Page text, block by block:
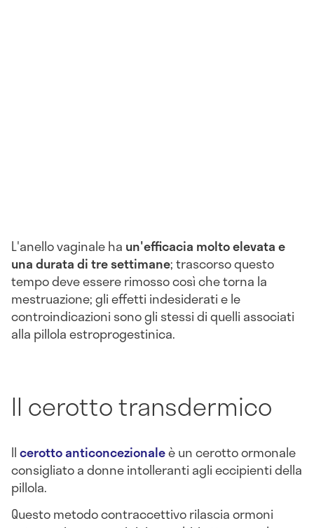
L'anello vaginaleha un'efficacia molto elevata e
una durata di tre settimane; trascorso questo
tempo deve essere rimosso così che torna la
mestruazione; gli effetti indesiderati e le
controindicazioni sono gli stessi di quelli associati
alla pillola estroprogestinica.
Il cerotto transdermico
Ilcerotto anticoncezionaleè un cerotto ormonale
consigliato a donne intolleranti agli eccipienti della
pillola.
Questo metodo contraccettivo rilascia ormoni